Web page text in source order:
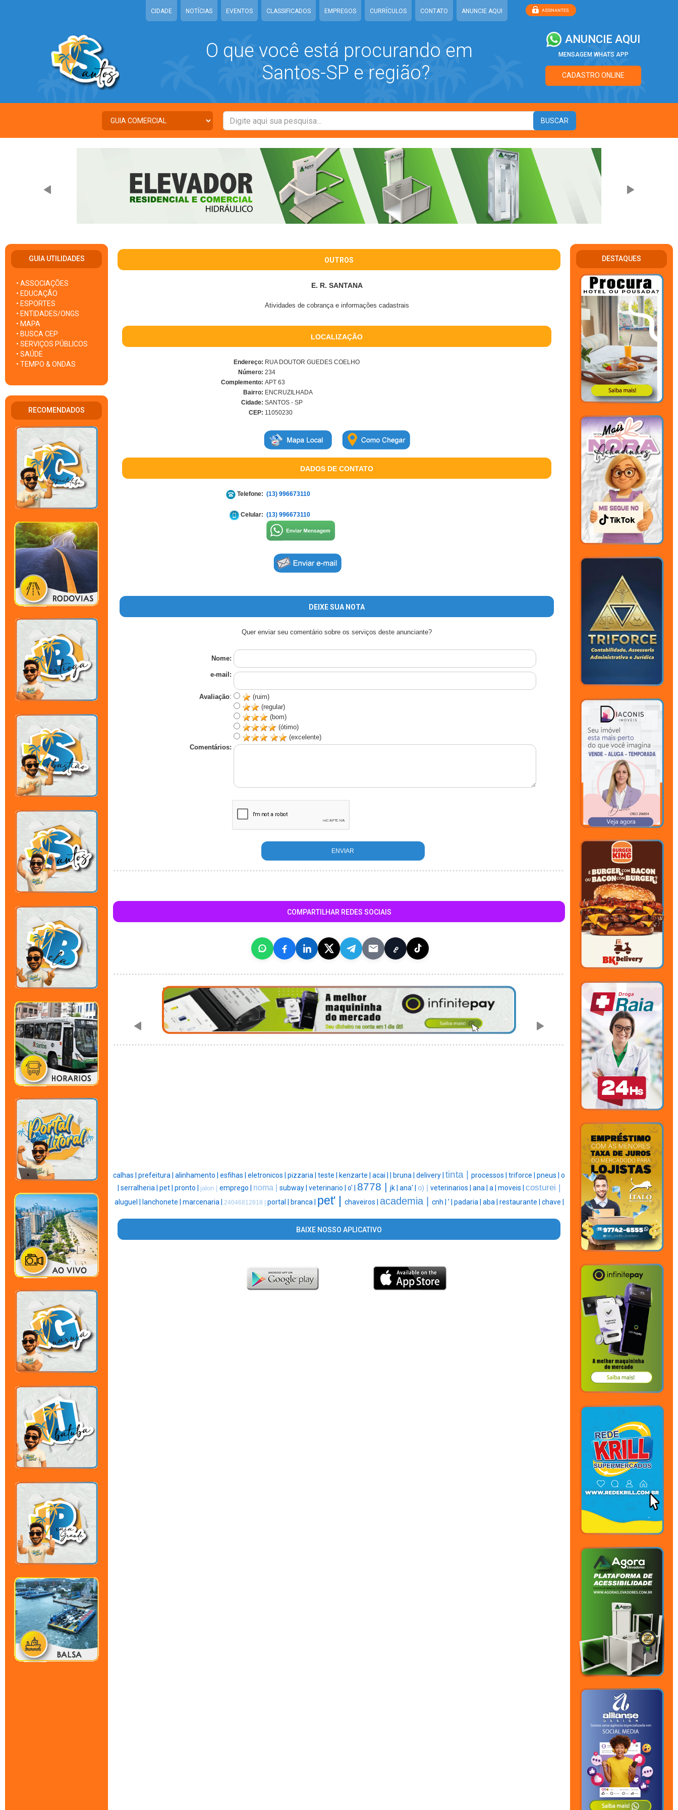
CIDADE NOTÍCIAS EVENTOS CLASSIFICADOS EMPREGOS CURRÍCULOS CONTATO ANUNCIE AQUI
O que você está procurando em
Santos-SP e região?
ANUNCIE AQUI
MENSAGEM WHATS APP
CADASTRO ONLINE
GUIA UTILIDADES
• ASSOCIAÇÕES
• EDUCAÇÃO
• ESPORTES
• ENTIDADES/ONGS
• MAPA
• BUSCA CEP
• SERVIÇOS PÚBLICOS
• SAÚDE
• TEMPO & ONDAS
RECOMENDADOS
OUTROS
E. R. SANTANA
Atividades de cobrança e informações cadastrais
LOCALIZAÇÃO
Endereço: RUA DOUTOR GUEDES COELHO
Número: 234
Complemento: APT 63
Bairro: ENCRUZILHADA
Cidade: SANTOS - SP
CEP: 11050230
DADOS DE CONTATO
Telefone: (13) 996673110
Celular: (13) 996673110
DEIXE SUA NOTA
Quer enviar seu comentário sobre os serviços deste anunciante?
Nome:
e-mail:
Avaliação:
(ruim)
(regular)
(bom)
(ótimo)
(excelente)
Comentários:
COMPARTILHAR REDES SOCIAIS
calhas | prefeitura | alinhamento | esfihas | eletronicos | pizzaria | teste | kenzarte | acai | bruna | delivery | tinta | processos | triforce | pneus | o
serralheria | pet | pronto | jalon | emprego | noma | subway | veterinario | o' | 8778 | jk | ana' | o) | veterinarios | ana | a | moveis | costurei |
aluguel | lanchonete | marcenaria | 24046812818 | portal | branca | pet' | chaveiros | academia | cnh | ' | padaria | aba | restaurante | chave |
BAIXE NOSSO APLICATIVO
DESTAQUES